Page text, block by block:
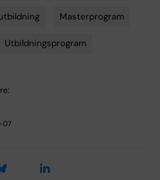
Masterprogram
Utbildningsprogram
07